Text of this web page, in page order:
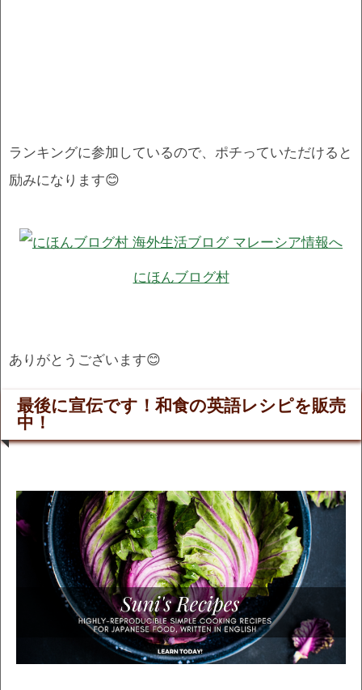
ランキングに参加しているので、ポチっていただけると
励みになります😊
にほんブログ村
ありがとうございます😊
最後に宣伝です！和食の英語レシピを販売
中！